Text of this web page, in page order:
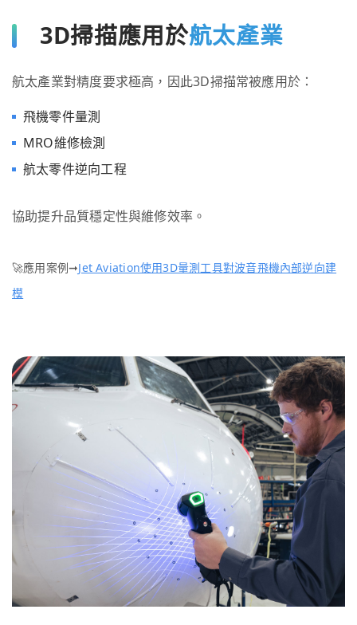
3D掃描應用於航太產業
航太產業對精度要求極高，因此3D掃描常被應用於：
飛機零件量測
MRO維修檢測
航太零件逆向工程
協助提升品質穩定性與維修效率。
🚀應用案例➞Jet Aviation使用3D量測工具對波音飛機內部逆向建
模